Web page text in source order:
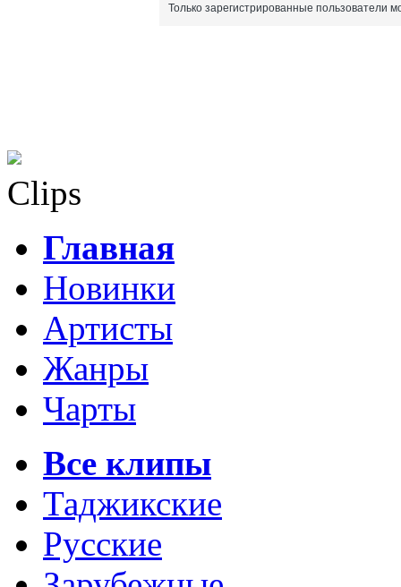
Только зарегистрированные пользователи
Clips
Главная
Новинки
Артисты
Жанры
Чарты
Все клипы
Таджикские
Русские